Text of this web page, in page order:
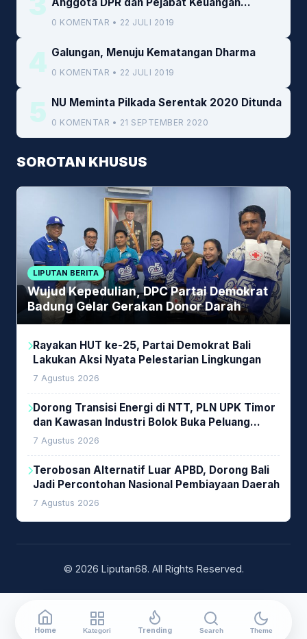
Kemenkeu
0 KOMENTAR • 22 JULI 2019
4 Galungan, Menuju Kematangan Dharma
0 KOMENTAR • 22 JULI 2019
5 NU Meminta Pilkada Serentak 2020 Ditunda
0 KOMENTAR • 21 SEPTEMBER 2020
SOROTAN KHUSUS
LIPUTAN BERITA
Wujud Kepedulian, DPC Partai Demokrat
Badung Gelar Gerakan Donor Darah
Rayakan HUT ke-25, Partai Demokrat Bali
Lakukan Aksi Nyata Pelestarian Lingkungan
7 Agustus 2026
Dorong Transisi Energi di NTT, PLN UPK Timor
dan Kawasan Industri Bolok Buka Peluang
Investasi Woodchip untuk Cofiring PLTU Bolok
7 Agustus 2026
Terobosan Alternatif Luar APBD, Dorong Bali
Jadi Percontohan Nasional Pembiayaan Daerah
7 Agustus 2026
© 2026 Liputan68. All Rights Reserved.
Home Kategori Trending Search Theme